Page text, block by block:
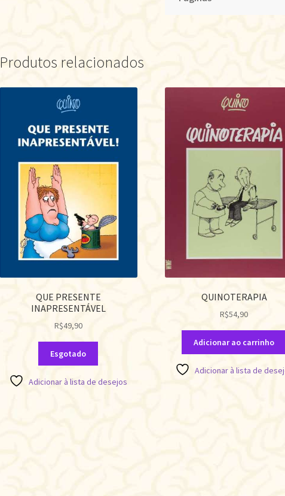
Produtos relacionados
QUE PRESENTE
INAPRESENTÁVEL
R$49,90
Esgotado
Adicionar à lista de desejos
QUINOTERAPIA
R$54,90
Adicionar ao carrinho
Adicionar à lista de